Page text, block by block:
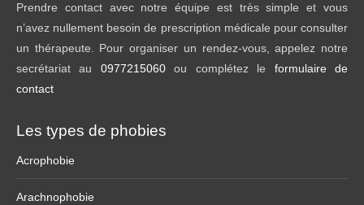
Prendre contact avec notre équipe est très simple et vous
n’avez nullement besoin de prescription médicale pour consulter
un thérapeute. Pour organiser un rendez-vous, appelez notre
secrétariat au 0977215060ou complétez le formulaire de
contact
Les types de phobies
Acrophobie
Arachnophobie